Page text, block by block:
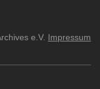
e.V. Impressum